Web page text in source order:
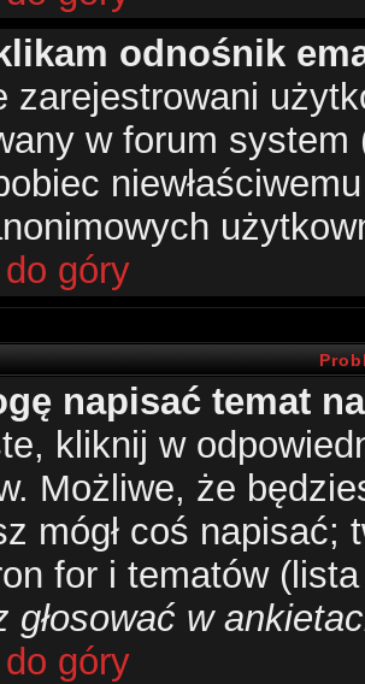
odnośnik
zarejestrowani
w forum system
góry
napisać temat
kliknij w
Możliwe, że
mógł coś
for i tematów
głosować w
góry